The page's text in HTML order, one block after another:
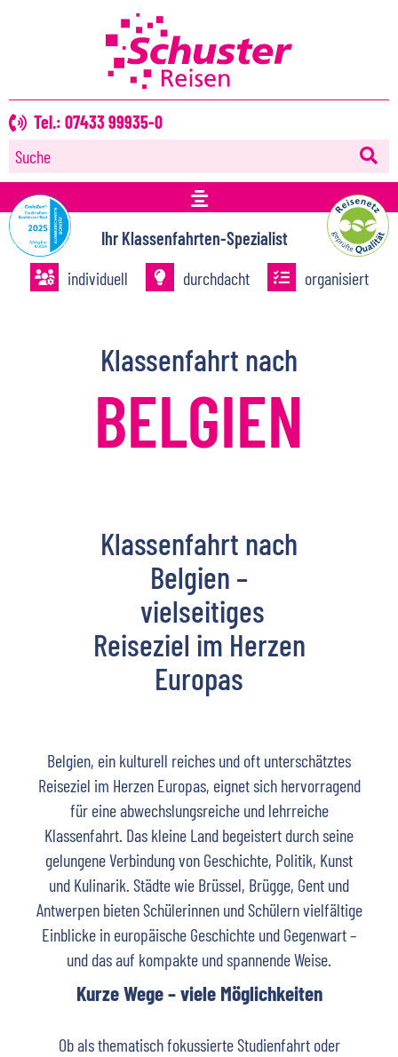
Tel.: 07433 99935-0
Suche
Ihr Klassenfahrten-Spezialist
individuell
durchdacht organisiert
Klassenfahrt nach
BELGIEN
Klassenfahrt nach
Belgien –
vielseitiges
Reiseziel im Herzen
Europas
Belgien, ein kulturell reiches und oft unterschätztes
Reiseziel im Herzen Europas, eignet sich hervorragend
für eine abwechslungsreiche und lehrreiche
Klassenfahrt. Das kleine Land begeistert durch seine
gelungene Verbindung von Geschichte, Politik, Kunst
und Kulinarik. Städte wie Brüssel, Brügge, Gent und
Antwerpen bieten Schülerinnen und Schülern vielfältige
Einblicke in europäische Geschichte und Gegenwart –
und das auf kompakte und spannende Weise.
Kurze Wege – viele Möglichkeiten
Ob als thematisch fokussierte Studienfahrt oder